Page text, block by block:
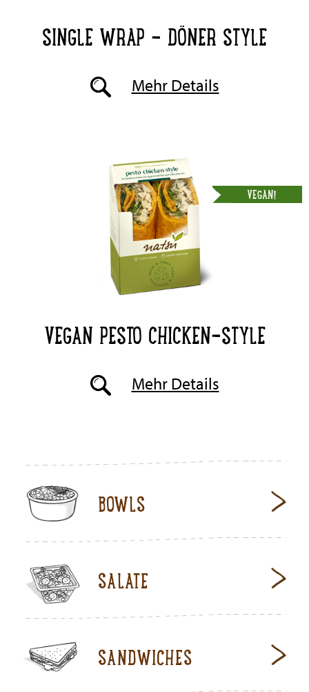
SINGLE WRAP - DÖNER STYLE
Mehr Details
VEGAN!
VEGAN PESTO CHICKEN-STYLE
Mehr Details
BOWLS
SALATE
SANDWICHES